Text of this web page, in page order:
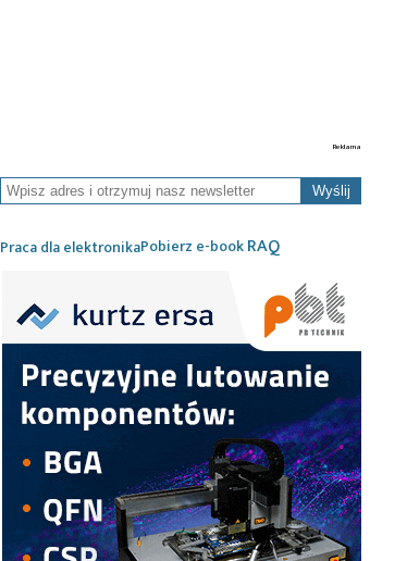
Wyślij
Praca dla elektronikaPobierz e-bookRAQ